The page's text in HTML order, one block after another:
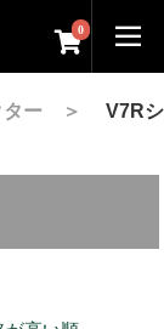
0
ー ＞ V7Rシ